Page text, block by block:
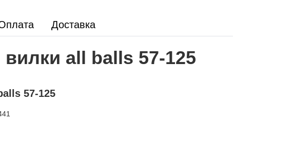
Доставка
all balls 57-125
57-125